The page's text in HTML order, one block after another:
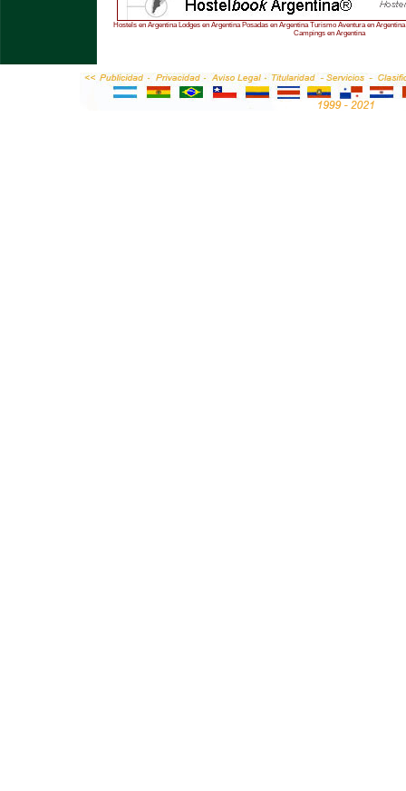
Hostels en Argentina Lodges en Argentina Posadas en Argentina Turismo Aventura en
Campings en Argentina